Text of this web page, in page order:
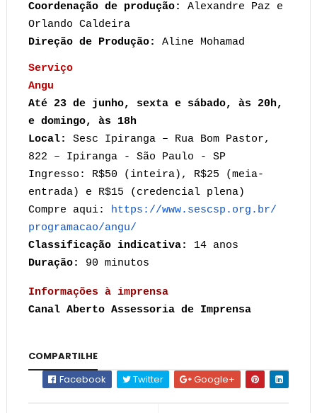
Coordenação de produção:
Alexandre Paz e
Orlando Caldeira
Direção de Produção: Aline Mohamad
Serviço
Angu
Até 23 de junho, sexta e sábado, às 20h,
e domingo, às 18h
Local:
Sesc Ipiranga – Rua Bom Pastor,
822 – Ipiranga - São Paulo - SP
Ingresso: R$50 (inteira), R$25 (meia-
entrada) e R$15 (credencial plena)
Compre aqui:
https://www.sescsp.org.br/
programacao/angu/
Classificação indicativa:
14 anos
Duração:
90 minutos
Informações à imprensa
Canal Aberto Assessoria de Imprensa
COMPARTILHE
Facebook
Twitter Google+